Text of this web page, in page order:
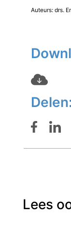
Auteurs: drs.
Lees